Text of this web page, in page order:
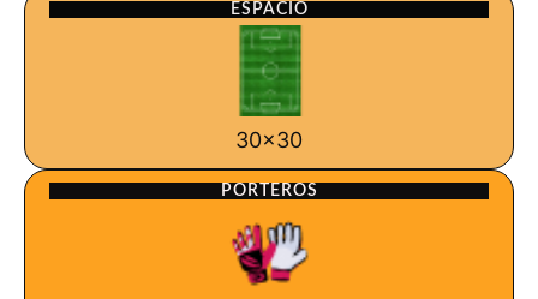
ESPACIO
30x30
PORTEROS